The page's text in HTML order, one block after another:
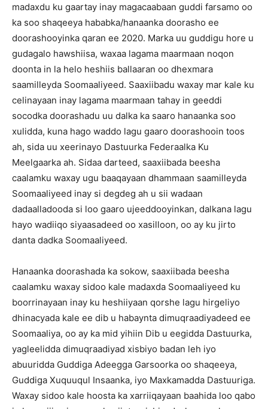
madaxdu ku gaartay inay magacaabaan guddi farsamo oo
ka soo shaqeeya hababka/hanaanka doorasho ee
doorashooyinka qaran ee 2020. Marka uu guddigu hore u
gudagalo hawshiisa, waxaa lagama maarmaan noqon
doonta in la helo heshiis ballaaran oo dhexmara
saamilleyda Soomaaliyeed. Saaxiibadu waxay mar kale ku
celinayaan inay lagama maarmaan tahay in geeddi
socodka doorashadu uu dalka ka saaro hanaanka soo
xulidda, kuna hago waddo lagu gaaro doorashooin toos
ah, sida uu xeerinayo Dastuurka Federaalka Ku
Meelgaarka ah. Sidaa darteed, saaxiibada beesha
caalamku waxay ugu baaqayaan dhammaan saamilleyda
Soomaaliyeed inay si degdeg ah u sii wadaan
dadaalladooda si loo gaaro ujeeddooyinkan, dalkana lagu
hayo wadiiqo siyaasadeed oo xasilloon, oo ay ku jirto
danta dadka Soomaaliyeed.
Hanaanka doorashada ka sokow, saaxiibada beesha
caalamku waxay sidoo kale madaxda Soomaaliyeed ku
boorrinayaan inay ku heshiiyaan qorshe lagu hirgeliyo
dhinacyada kale ee dib u habaynta dimuqraadiyadeed ee
Soomaaliya, oo ay ka mid yihiin Dib u eegidda Dastuurka,
yagleelidda dimuqraadiyad xisbiyo badan leh iyo
abuuridda Guddiga Adeegga Garsoorka oo shaqeeya,
Guddiga Xuquuqul Insaanka, iyo Maxkamadda Dastuuriga.
Waxay sidoo kale hoosta ka xarriiqayaan baahida loo qabo